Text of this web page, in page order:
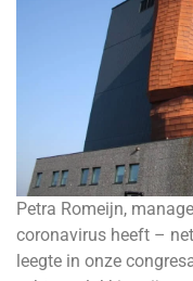
Petra Romeijn,
coronavirus heeft –
leegte in onze